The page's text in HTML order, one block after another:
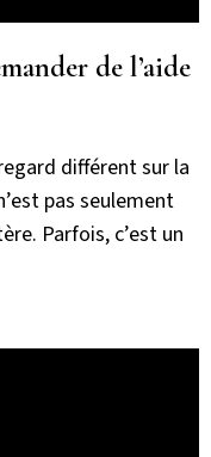
de l’aide
différent sur la
pas seulement
Parfois, c’est un